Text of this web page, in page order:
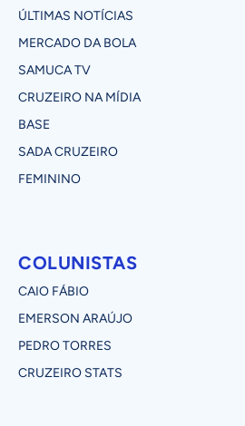
ÚLTIMAS NOTÍCIAS
MERCADO DA BOLA
SAMUCA TV
CRUZEIRO NA MÍDIA
BASE
SADA CRUZEIRO
FEMININO
COLUNISTAS
CAIO FÁBIO
EMERSON ARAÚJO
PEDRO TORRES
CRUZEIRO STATS